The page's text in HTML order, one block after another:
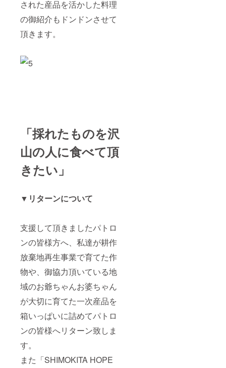
された産品を活かした料理
の御紹介もドンドンさせて
頂きます。
「採れたものを沢
山の人に食べて頂
きたい」
▼リターンについて
支援して頂きましたパトロ
ンの皆様方へ、私達が耕作
放棄地再生事業で育てた作
物や、御協力頂いている地
域のお爺ちゃんお婆ちゃん
が大切に育てた一次産品を
箱いっぱいに詰めてパトロ
ンの皆様へリターン致しま
す。
また「SHIMOKITA HOPE